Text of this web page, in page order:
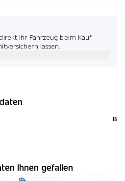
Ihr Fahrzeug beim Kauf-
lassen.
B
Ihnen gefallen